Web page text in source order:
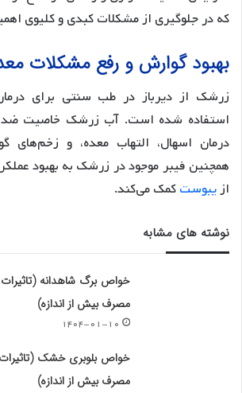
که در جلوگیری از مشکلات کبدی و کلیوی
بهبود گوارش و رفع مشکلات
زرشک از دیرباز در طب سنتی برای
استفاده شده است. آب زرشک خاصیت
درمان اسهال، التهاب معده، و زخم‌های
همچنین فیبر موجود در زرشک به بهبود
ازیبوستکمک می‌کند.
نوشته های مشابه
خواص برگ شاهدانه
مصرف بیش از اندازه)
۱۴۰۴-۰۱-۱۰
خواص بلوبری خشک
مصرف بیش از اندازه)